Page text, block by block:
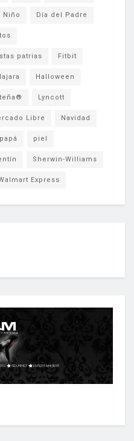
Niño Día del Padre
patrias Fitbit
Halloween
Lyncott
Libre Navidad
papá piel
Sherwin-Williams
Express